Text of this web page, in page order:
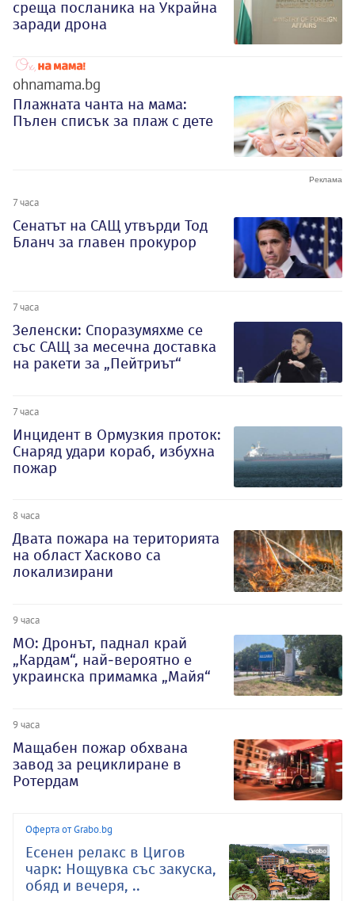
среща посланика на Украйна
заради дрона
ohnamama.bg
Плажната чанта на мама:
Пълен списък за плаж с дете
7 часа
Сенатът на САЩ утвърди Тод
Бланч за главен прокурор
7 часа
Зеленски: Споразумяхме се
със САЩ за месечна доставка
на ракети за „Пейтриът“
7 часа
Инцидент в Ормузкия проток:
Снаряд удари кораб, избухна
пожар
8 часа
Двата пожара на територията
на област Хасково са
локализирани
9 часа
МО: Дронът, паднал край
„Кардам“, най-вероятно е
украинска примамка „Майя“
9 часа
Мащабен пожар обхвана
завод за рециклиране в
Ротердам
Оферта от Grabo.bg
Есенен релакс в Цигов
чарк: Нощувка със закуска,
обяд и вечеря, ..